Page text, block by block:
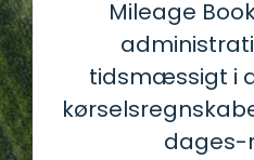
Mileage
tidsmæssigt i
dages-